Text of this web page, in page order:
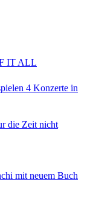
IT ALL
4 Konzerte in
die Zeit nicht
mit neuem Buch